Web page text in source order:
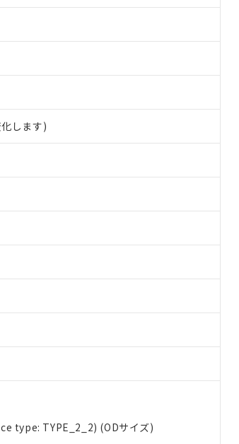
します)
type: TYPE_2_2) (ODサイズ)
）の非含有に対応した製品が提供可能な商品です
の非含有に対応した製品に切り替える予定のある